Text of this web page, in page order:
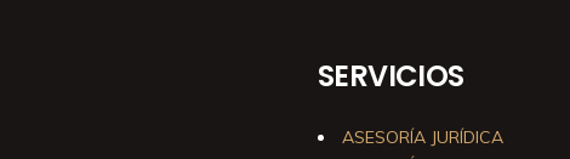
SERVICIOS
ASESORÍA JURÍDICA